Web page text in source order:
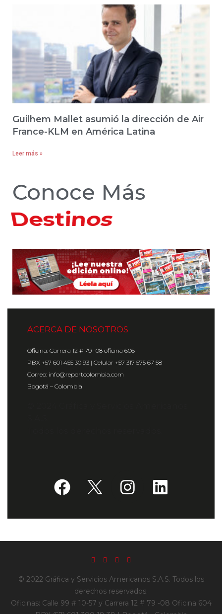
Guilhem Mallet asumió la dirección de Air
France-KLM en América Latina
Leer más »
Conoce Más
Hoteles
ACERCA DE NOSOTROS
Oficina: Carrera 12 # 79 -08 oficina 606
PBX +57 601 455 30 93 | Celular +57 317 575 67 58
Correo: info@reportcolombia.com
Bogotá – Colombia
© 2022 Gráfica y Servicios Americanos S.A.S. Todos los
derechos reservados.
Oficinas: Calle 99 # 10-57 y Carrera 12 # 79 -08 Oficina 604